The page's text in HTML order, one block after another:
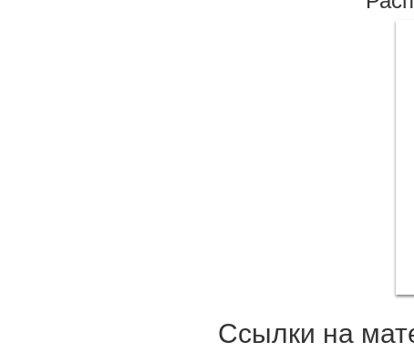
Ссылки на